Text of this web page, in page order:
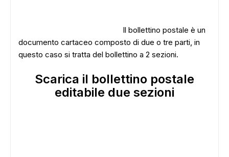
Il bollettino postale è un
documento cartaceo composto di due o tre parti, in
questo caso si tratta del bollettino a 2 sezioni.
Scarica il bollettino postale
editabile due sezioni